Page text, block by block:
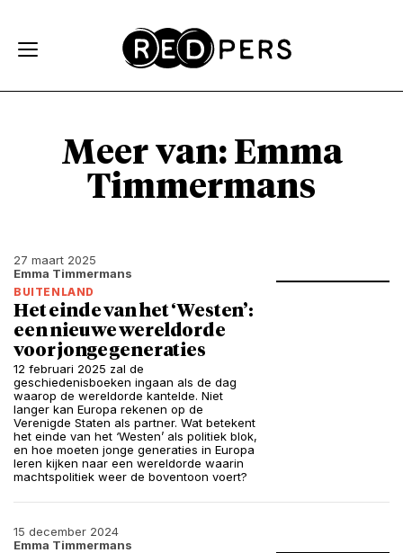
Meer van: Emma
Timmermans
27 maart 2025
Emma Timmermans
BUITENLAND
Het einde van het ‘Westen’:
een nieuwe wereldorde
voor jonge generaties
12 februari 2025 zal de
geschiedenisboeken ingaan als de dag
waarop de wereldorde kantelde. Niet
langer kan Europa rekenen op de
Verenigde Staten als partner. Wat betekent
het einde van het ‘Westen’ als politiek blok,
en hoe moeten jonge generaties in Europa
leren kijken naar een wereldorde waarin
machtspolitiek weer de boventoon voert?
15 december 2024
Emma Timmermans